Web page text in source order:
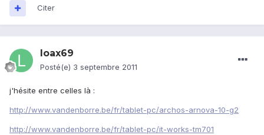
Citer
loax69
Posté(e) 3 septembre 2011
j'hésite entre celles là :
http://www.vandenborre.be/fr/tablet-pc/archos-arnova-10-g2
http://www.vandenborre.be/fr/tablet-pc/it-works-tm701